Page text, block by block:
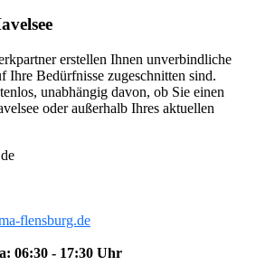
erstellen Ihnen unverbindliche
Ihre Bedürfnisse zugeschnitten sind.
unabhängig davon, ob Sie einen
oder außerhalb Ihres aktuellen
flensburg.de
06:30 - 17:30 Uhr